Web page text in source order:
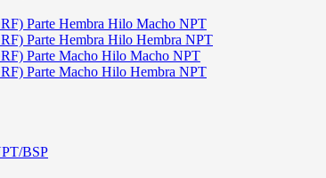
Parte Hembra Hilo Macho NPT
Parte Hembra Hilo Hembra NPT
Parte Macho Hilo Macho NPT
Parte Macho Hilo Hembra NPT
BSP